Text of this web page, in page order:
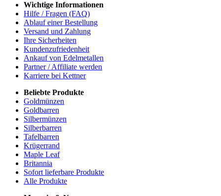
Wichtige Informationen
Hilfe / Fragen (FAQ)
Ablauf einer Bestellung
Versand und Zahlung
Ihre Sicherheiten
Kundenzufriedenheit
Ankauf von Edelmetallen
Partner / Affiliate werden
Karriere bei Kettner
Beliebte Produkte
Goldmünzen
Goldbarren
Silbermünzen
Silberbarren
Tafelbarren
Krügerrand
Maple Leaf
Britannia
Sofort lieferbare Produkte
Alle Produkte